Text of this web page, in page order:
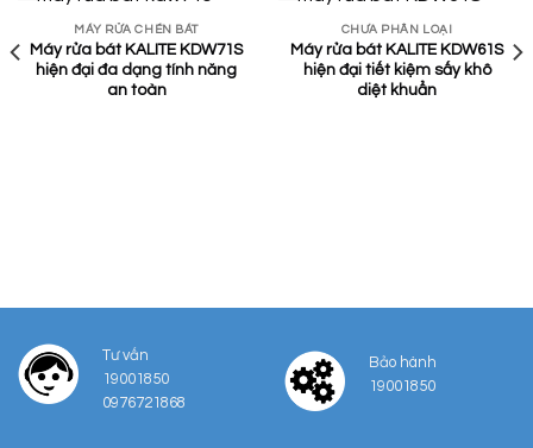
MÁY RỬA CHÉN BÁT
Máy rửa bát KALITE KDW71S
hiện đại đa dạng tính năng
an toàn
CHƯA PHÂN LOẠI
Máy rửa bát KALITE KDW61S
hiện đại tiết kiệm sấy khô
diệt khuẩn
Tư vấn
19001850
0976721868
Bảo hành
19001850